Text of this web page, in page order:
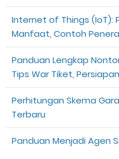
Internet of Things (IoT):
Manfaat, Contoh
Panduan Lengkap
Tips War Tiket,
Perhitungan Skema
Terbaru
Panduan Menjadi Agen